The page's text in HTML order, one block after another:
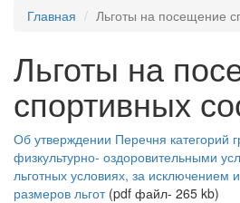
Главная
Льготы на посещение
Льготы на
спортивных
Об утверждении Перечня категорий
физкультурно- оздоровительными
льготных условиях, за исключением
размеров льгот(pdf файл- 265 kb)